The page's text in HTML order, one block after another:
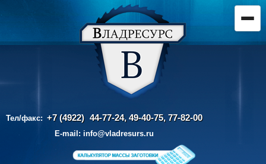
Тел/факс: +7 (4922) 44-77-24, 49-40-75, 77-82-00
E-mail: info@vladresurs.ru